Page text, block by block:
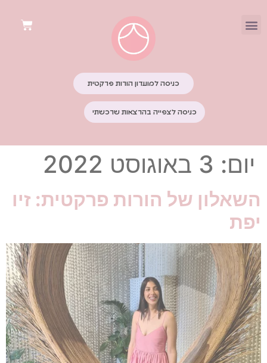
כניסה למועדון הורות פרקטית
כניסה לצפייה בהרצאות שרכשתי
יום: 3 באוגוסט 2022
השאלון של הורות פרקטית: זיו
יפת